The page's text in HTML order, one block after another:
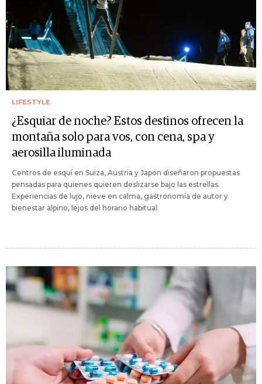
LIFESTYLE
¿Esquiar de noche? Estos destinos ofrecen la
montaña solo para vos, con cena, spa y
aerosilla iluminada
Centros de esquí en Suiza, Austria y Japón diseñaron propuestas
pensadas para quienes quieren deslizarse bajo las estrellas.
Experiencias de lujo, nieve en calma, gastronomía de autor y
bienestar alpino, lejos del horario habitual.